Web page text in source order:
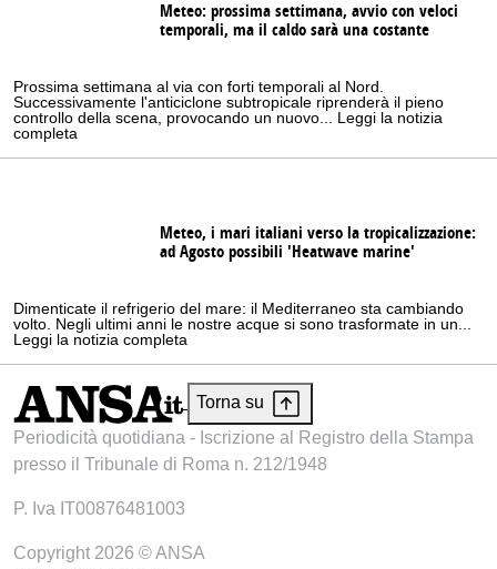
Meteo: prossima settimana, avvio con veloci
temporali, ma il caldo sarà una costante
Prossima settimana al via con forti temporali al Nord.
Successivamente l'anticiclone subtropicale riprenderà il pieno
controllo della scena, provocando un nuovo... Leggi la notizia
completa
Meteo, i mari italiani verso la tropicalizzazione:
ad Agosto possibili 'Heatwave marine'
Dimenticate il refrigerio del mare: il Mediterraneo sta cambiando
volto. Negli ultimi anni le nostre acque si sono trasformate in un...
Leggi la notizia completa
Torna su
Periodicità quotidiana - Iscrizione al Registro della Stampa
presso il Tribunale di Roma n. 212/1948
P. Iva IT00876481003
Copyright 2026 © ANSA